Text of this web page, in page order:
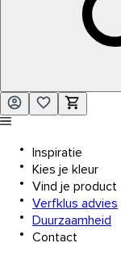
Inspiratie
Kies je kleur
Vind je product
Verfklus advies
Duurzaamheid
Contact